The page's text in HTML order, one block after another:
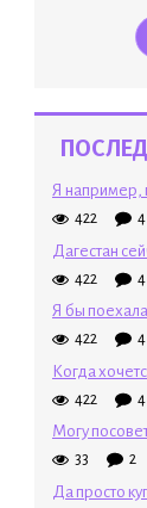
Я например,
422 4
Дагестан
422 4
Я бы
422 4
Когда
422 4
Могу
33 2
Да просто